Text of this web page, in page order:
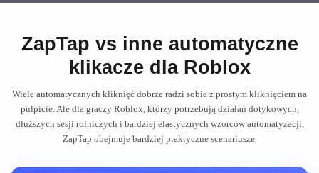
ZapTap vs inne automatyczne
klikacze dla Roblox
Wiele automatycznych kliknięć dobrze radzi sobie z prostym kliknięciem na
pulpicie. Ale dla graczy Roblox, którzy potrzebują działań dotykowych,
dłuższych sesji rolniczych i bardziej elastycznych wzorców automatyzacji,
ZapTap obejmuje bardziej praktyczne scenariusze.